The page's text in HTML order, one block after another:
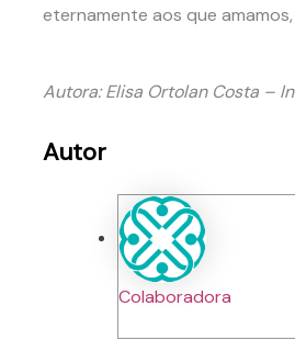
eternamente aos que
Autora: Elisa Ortolan Costa –
Autor
Colaboradora